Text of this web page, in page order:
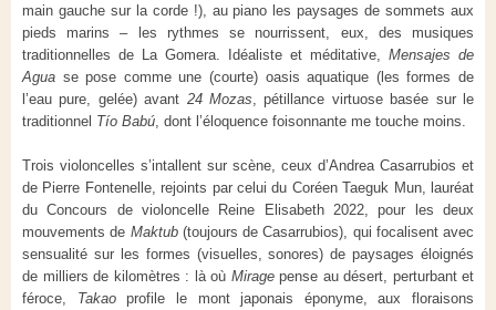
main gauche sur la corde !), au piano les paysages de sommets aux
pieds marins – les rythmes se nourrissent, eux, des musiques
traditionnelles de La Gomera. Idéaliste et méditative, Mensajes de
Agua se pose comme une (courte) oasis aquatique (les formes de
l’eau pure, gelée) avant 24 Mozas, pétillance virtuose basée sur le
traditionnel Tío Babú, dont l’éloquence foisonnante me touche moins.
Trois violoncelles s’intallent sur scène, ceux d’Andrea Casarrubios et
de Pierre Fontenelle, rejoints par celui du Coréen Taeguk Mun, lauréat
du Concours de violoncelle Reine Elisabeth 2022, pour les deux
mouvements de Maktub(toujours de Casarrubios), qui focalisent avec
sensualité sur les formes (visuelles, sonores) de paysages éloignés
de milliers de kilomètres : là où Miragepense au désert, perturbant et
féroce, Takaoprofile le mont japonais éponyme, aux floraisons